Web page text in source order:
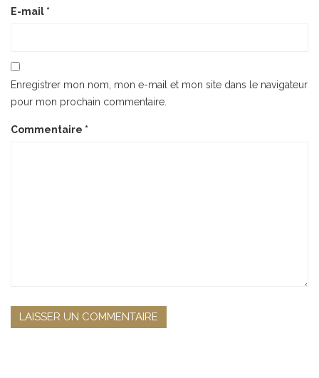
E-mail *
Enregistrer mon nom, mon e-mail et mon site dans le navigateur
pour mon prochain commentaire.
Commentaire *